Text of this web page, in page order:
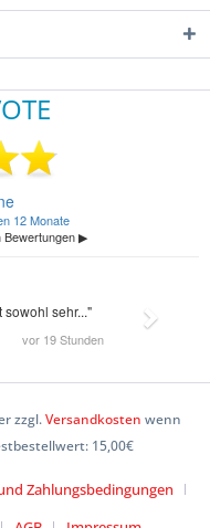
zzgl.Versandkosten wenn
15,00€
Zahlungsbedingungen